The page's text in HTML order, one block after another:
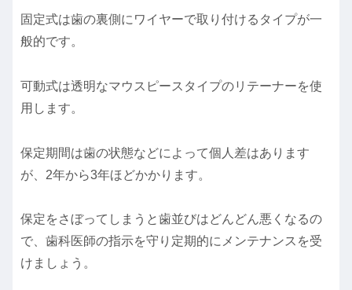
固定式は歯の裏側にワイヤーで取り付けるタイプが一
般的です。
可動式は透明なマウスピースタイプのリテーナーを使
用します。
保定期間は歯の状態などによって個人差はあります
が、2年から3年ほどかかります。
保定をさぼってしまうと歯並びはどんどん悪くなるの
で、歯科医師の指示を守り定期的にメンテナンスを受
けましょう。